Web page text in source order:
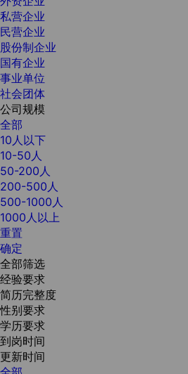
私营企业
民营企业
股份制企业
国有企业
事业单位
社会团体
公司规模
全部
10人以下
10-50人
50-200人
200-500人
500-1000人
1000人以上
重置
确定
全部筛选
经验要求
简历完整度
性别要求
学历要求
到岗时间
更新时间